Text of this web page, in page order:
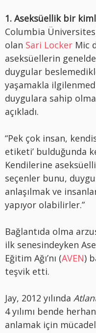
1. Aseksüellik bir
Columbia
olan Sari Locker Mic
aseksüellerin
duygular
yaşamakla
duygulara sahip
açıkladı.
“Pek çok insan,
etiketi’ bulduğunda
Kendilerine
seçenler bunu,
anlaşılmak ve
yapıyor olabilirler.”
Bağlantıda olma
ilk senesindeyken
Eğitim Ağı’nı (AVEN)
teşvik etti.
Jay, 2012 yılında
4 yılımı bende
anlamak için